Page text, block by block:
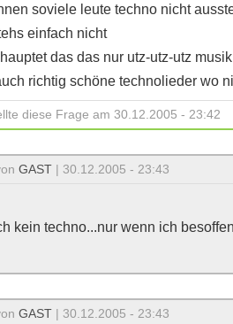
soviele leute techno nicht
einfach nicht
das das nur utz-utz-utz
richtig schöne technolieder wo
diese Frage am 30.12.2005 - 23:42
GAST | 30.12.2005 - 23:43
kein techno...nur wenn ich
GAST | 30.12.2005 - 23:43